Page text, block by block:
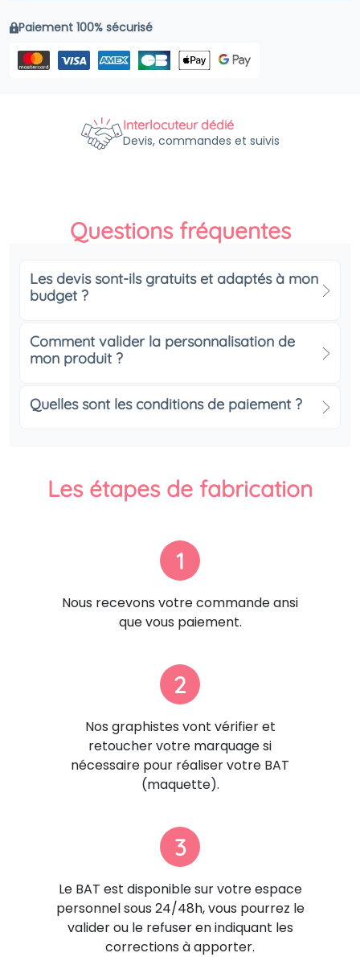
Paiement 100% sécurisé
Interlocuteur dédié
Devis, commandes et suivis
Questions fréquentes
Les devis sont-ils gratuits et adaptés à mon
budget ?
Comment valider la personnalisation de
mon produit ?
Quelles sont les conditions de paiement ?
Les étapes de fabrication
1
Nous recevons votre commande ansi
que vous paiement.
2
Nos graphistes vont vérifier et
retoucher votre marquage si
nécessaire pour réaliser votre BAT
(maquette).
3
Le BAT est disponible sur votre espace
personnel sous 24/48h, vous pourrez le
valider ou le refuser en indiquant les
corrections à apporter.